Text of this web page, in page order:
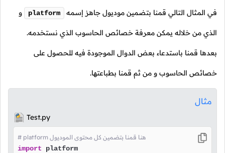
في المثال التالي قمنا بتضمين موديول جاهز إسمه platform و
الذي من خلاله يمكن معرفة خصائص الحاسوب الذي نستخدمه.
بعدها قمنا باستدعاء بعض الدوال الموجودة فيه للحصول على
خصائص الحاسوب و من ثم قمنا بطباعتها.
مثال
Test.py
# platform هنا قمنا بتضمين كل محتوى الموديول
import platform